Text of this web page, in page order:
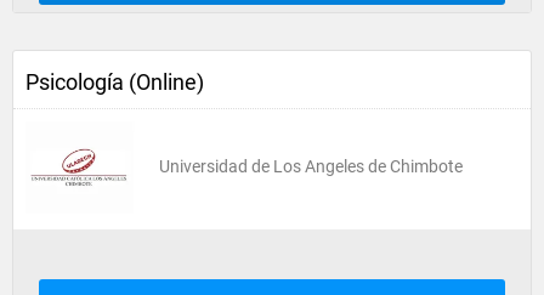
Psicología (Online)
Universidad de Los Angeles de Chimbote